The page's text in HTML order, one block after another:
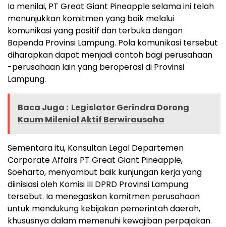
Ia menilai, PT Great Giant Pineapple selama ini telah
menunjukkan komitmen yang baik melalui
komunikasi yang positif dan terbuka dengan
Bapenda Provinsi Lampung. Pola komunikasi tersebut
diharapkan dapat menjadi contoh bagi perusahaan
-perusahaan lain yang beroperasi di Provinsi
Lampung.
Baca Juga : Legislator Gerindra Dorong
Kaum Milenial Aktif Berwirausaha
Sementara itu, Konsultan Legal Departemen
Corporate Affairs PT Great Giant Pineapple,
Soeharto, menyambut baik kunjungan kerja yang
diinisiasi oleh Komisi III DPRD Provinsi Lampung
tersebut. Ia menegaskan komitmen perusahaan
untuk mendukung kebijakan pemerintah daerah,
khususnya dalam memenuhi kewajiban perpajakan.